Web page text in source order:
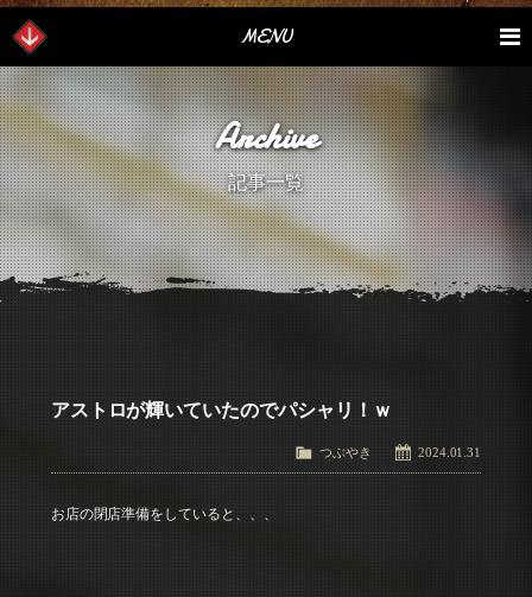
MENU
Our Serivce
業務内容 在庫車情報
Parts Sales
パーツ情報 Case Study
作業日誌
Blog
つぶやき Factory
会社概要
Archive
記事一覧
アストロが輝いていたのでパシャリ！ｗ
2024.01.31
つぶやき
お店の閉店準備をしていると、、、